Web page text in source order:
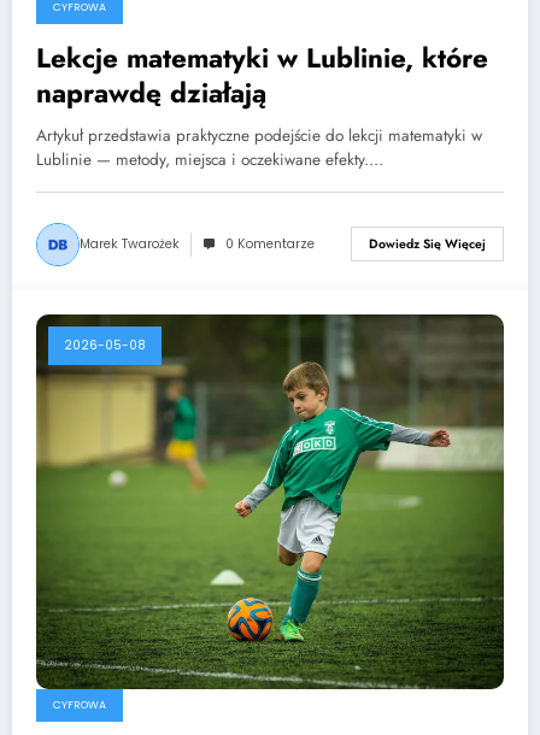
CYFROWA
Lekcje matematyki w Lublinie, które
naprawdę działają
Artykuł przedstawia praktyczne podejście do lekcji matematyki w
Lublinie — metody, miejsca i oczekiwane efekty.…
Marek Twarożek 0 Komentarze Dowiedz Się Więcej
2026-05-08
CYFROWA